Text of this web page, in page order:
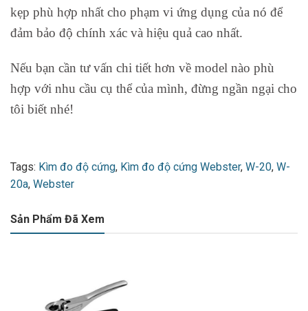
kẹp phù hợp nhất cho phạm vi ứng dụng của nó để
đảm bảo độ chính xác và hiệu quả cao nhất.
Nếu bạn cần tư vấn chi tiết hơn về model nào phù
hợp với nhu cầu cụ thể của mình, đừng ngần ngại cho
tôi biết nhé!
Tags: Kìm đo độ cứng, Kìm đo độ cứng Webster, W-20, W-
20a, Webster
Sản Phẩm Đã Xem